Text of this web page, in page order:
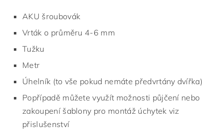
AKU šroubovák
Vrták o průměru 4-6 mm
Tužku
Metr
Úhelník (to vše pokud nemáte předvrtány dvířka)
Popřípadě můžete využít možnosti půjčení nebo
zakoupení šablony pro montáž úchytek viz
přislušenství